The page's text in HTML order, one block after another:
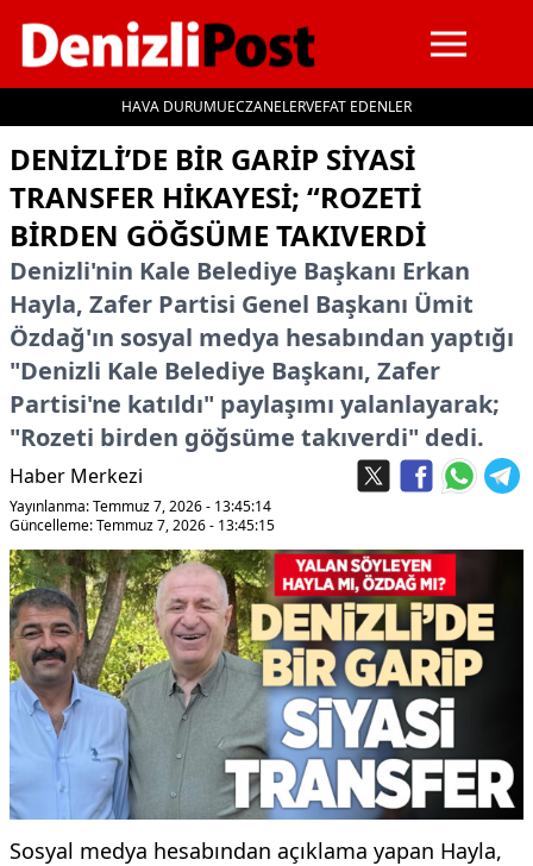
HAVA DURUMUECZANELERVEFAT EDENLER
İçeriğe geç
DENIZLI’DE BIR GARIP SIYASI
TRANSFER HIKAYESI; “ROZETI
BIRDEN GÖĞSÜME TAKIVERDI
Denizli'nin Kale Belediye Başkanı Erkan
Hayla, Zafer Partisi Genel Başkanı Ümit
Özdağ'ın sosyal medya hesabından yaptığı
"Denizli Kale Belediye Başkanı, Zafer
Partisi'ne katıldı" paylaşımı yalanlayarak;
"Rozeti birden göğsüme takıverdi" dedi.
Haber Merkezi
Yayınlanma: Temmuz 7, 2026 - 13:45:14
Güncelleme: Temmuz 7, 2026 - 13:45:15
Sosyal medya hesabından açıklama yapan Hayla,